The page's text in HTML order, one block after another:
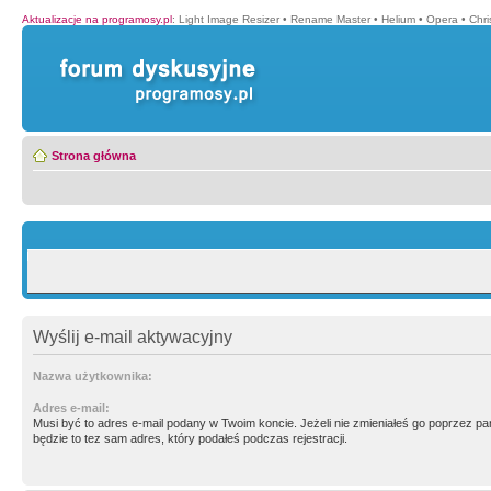
Aktualizacje na programosy.pl: Light Image Resizer • Rename Master • Helium • Opera •
Strona główna
Wyślij e-mail aktywacyjny
Nazwa użytkownika:
Adres e-mail:
Musi być to adres e-mail podany w Twoim koncie. Jeżeli nie zmieniałeś go poprzez
będzie to tez sam adres, który podałeś podczas rejestracji.